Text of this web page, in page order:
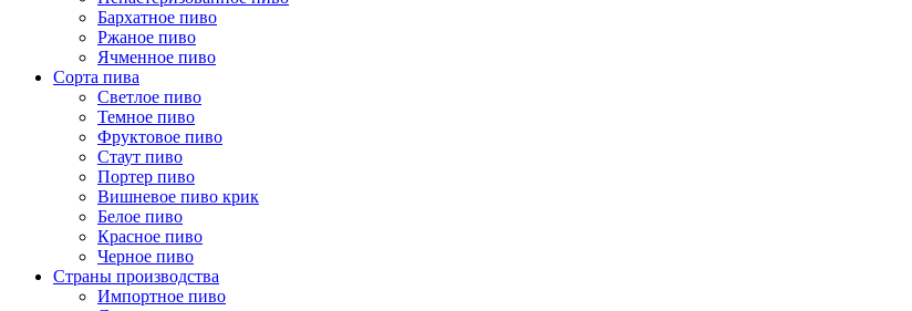
Бархатное пиво
Ржаное пиво
Ячменное пиво
Сорта пива
Светлое пиво
Темное пиво
Фруктовое пиво
Стаут пиво
Портер пиво
Вишневое пиво крик
Белое пиво
Красное пиво
Черное пиво
Страны производства
Импортное пиво